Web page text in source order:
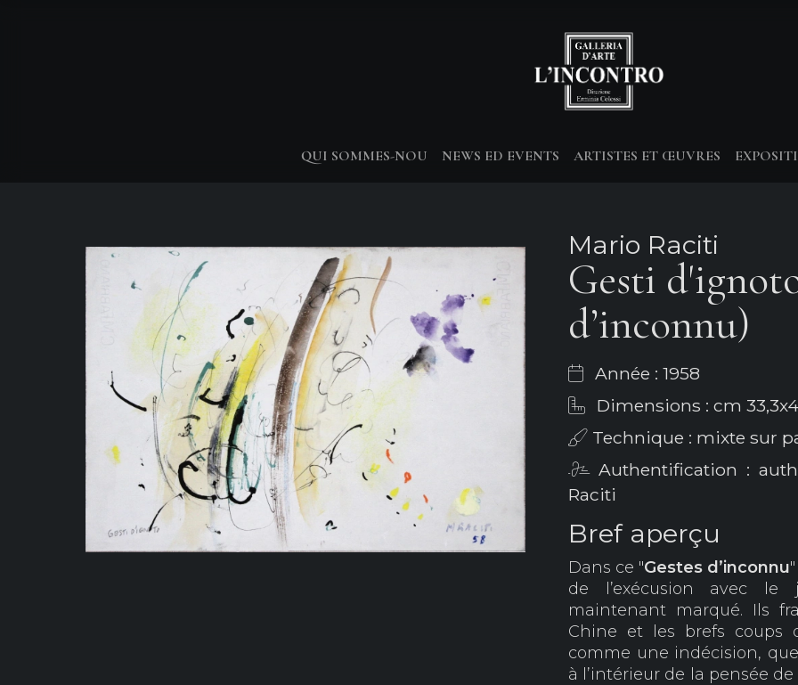
QUI SOMMES-NOU NEWS ED EVENTS ARTISTES ET ŒUVRES
Mario Raciti
Gesti
d’inconnu)
Année : 1958
Dimensions : cm
Technique : mixte sur
Authentification :
Raciti
Bref aperçu
Dans ce "Gestes d’inconnu
de l’exécusion avec le
maintenant marqué. Ils
Chine et les brefs coups
comme une indécision,
à l’intérieur de la pensée de